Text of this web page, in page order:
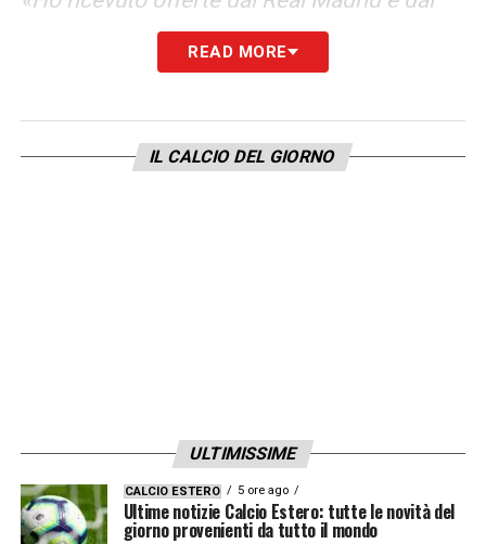
Chelsea, ma il mio cuore è sempre stato con
il Liverpool. Non mi sono mai pentito di
READ MORE
IL CALCIO DEL GIORNO
ULTIMISSIME
CALCIO ESTERO 5 ore ago
Ultime notizie Calcio Estero: tutte le novità del
giorno provenienti da tutto il mondo